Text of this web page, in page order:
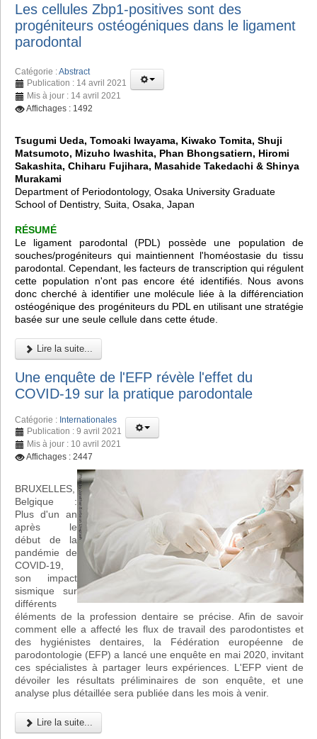
Les cellules Zbp1-positives sont des
progéniteurs ostéogéniques dans le ligament
parodontal
Catégorie :Abstract
Publication : 14 avril 2021
Mis à jour : 14 avril 2021
Affichages : 1492
Tsugumi Ueda, Tomoaki Iwayama, Kiwako Tomita, Shuji
Matsumoto, Mizuho Iwashita, Phan Bhongsatiern, Hiromi
Sakashita, Chiharu Fujihara, Masahide Takedachi & Shinya
Murakami
Department of Periodontology, Osaka University Graduate
School of Dentistry, Suita, Osaka, Japan
RÉSUMÉ
Le ligament parodontal (PDL) possède une population de
souches/progéniteurs qui maintiennent l'homéostasie du tissu
parodontal. Cependant, les facteurs de transcription qui régulent
cette population n'ont pas encore été identifiés. Nous avons
donc cherché à identifier une molécule liée à la différenciation
ostéogénique des progéniteurs du PDL en utilisant une stratégie
basée sur une seule cellule dans cette étude.
Lire la suite...
Une enquête de l'EFP révèle l'effet du
COVID-19 sur la pratique parodontale
Catégorie : Internationales
Publication : 9 avril 2021
Mis à jour : 10 avril 2021
Affichages : 2447
BRUXELLES,
Belgique :
Plus d'un an
après le
début de la
pandémie de
COVID-19,
son impact
sismique sur
différents
éléments de la profession dentaire se précise. Afin de savoir
comment elle a affecté les flux de travail des parodontistes et
des hygiénistes dentaires, la Fédération européenne de
parodontologie (EFP) a lancé une enquête en mai 2020, invitant
ces spécialistes à partager leurs expériences. L'EFP vient de
dévoiler les résultats préliminaires de son enquête, et une
analyse plus détaillée sera publiée dans les mois à venir.
Lire la suite...